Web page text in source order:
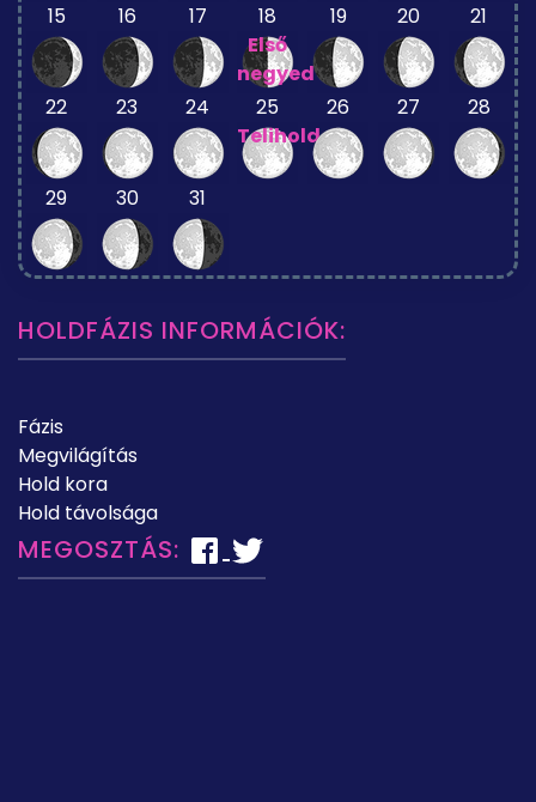
15 16 17
18
Első
negyed
19 20 21
22 23 24
25
Telihold
26 27 28
29 30 31
HOLDFÁZIS INFORMÁCIÓK:
Fázis
Megvilágítás
Hold kora
Hold távolsága
MEGOSZTÁS: